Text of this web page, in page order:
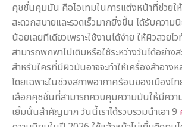
คุชชั่นคุมมัน คือไอเทมในการแต่งหน้าที่ช่วยใ
สะดวกสบายและรวดเร็วมากยิ่งขึ้น ได้รับควา
น้อยเลยทีเดียวเพราะใช้งานได้ง่าย ให้ผิวสวย
สามารถพกพาไปเติมหรือใช้ระหว่างวันได้อย่าง
สำหรับใครที่มีผิวมันอาจจะทำให้เครื่องสำอาง
โดยเฉพาะในช่วงสภาพอากาศร้อนของเมืองไท
เลือกคุชชั่นที่สามารถควบคุมความมันให้มีควา
เยิ้มนั้นสำคัญมาก วันนี้เราได้รวบรวมนำเอา 9